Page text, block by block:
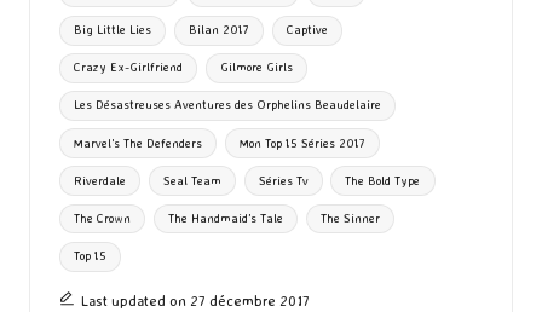
k n
g
er
Big Little Lies Bilan 2017 Captive
Crazy Ex-Girlfriend Gilmore Girls
Les Désastreuses Aventures des Orphelins Beaudelaire
Marvel's The Defenders Mon Top 15 Séries 2017
Riverdale Seal Team Séries Tv The Bold Type
The Crown The Handmaid’s Tale The Sinner
Top 15
Last updated on 27 décembre 2017